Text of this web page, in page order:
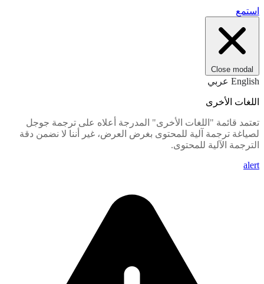
استمع
Close modal
English عربي
اللغات الأخرى
تعتمد قائمة "اللغات الأخرى" المدرجة أعلاه على ترجمة جوجل
لصياغة ترجمة آلية للمحتوى بغرض العرض، غير أننا لا نضمن دقة
الترجمة الآلية للمحتوى.
alert